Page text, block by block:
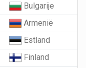
Bulgarije
Armenië
Estland
Finland